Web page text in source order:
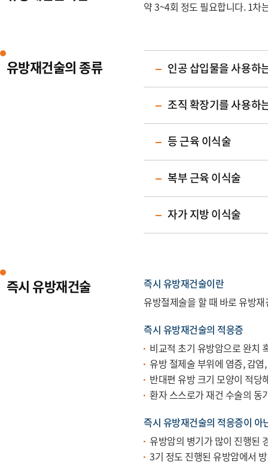
약 3~4회 정도 필요합니다. 1차
유방재건술의 종류 인공 삽입물을 사용하
조직 확장기를 사용하
등 근육 이식술
복부 근육 이식술
자가 지방 이식술
즉시 유방재건술
즉시 유방재건술이란
유방절제술을 할 때 바로 유방
즉시 유방재건술의 적응증
비교적 초기 유방암으로 완치
유방 절제술 부위에 염증, 감
반대편 유방 크기 모양이 적당
환자 스스로가 재건 수술의 동
즉시 유방재건술의 적응증이 아
유방암의 병기가 많이 진행된
3기 정도 진행된 유방암에서